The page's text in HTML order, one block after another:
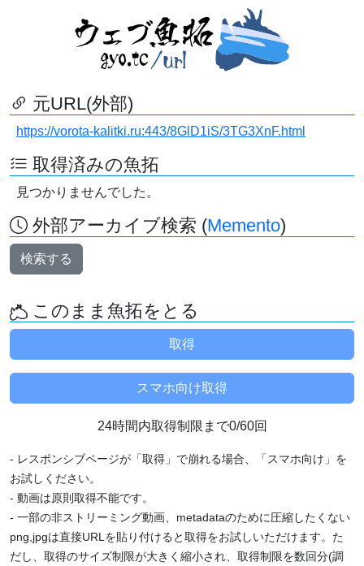
元URL(外部)
https://vorota-kalitki.ru:443/8GlD1iS/3TG3XnF.html
取得済みの魚拓
見つかりませんでした。
外部アーカイブ検索 (Memento)
検索する
このまま魚拓をとる
24時間内取得制限まで0/60回
- レスポンシブページが「取得」で崩れる場合、「スマホ向け」を
お試しください。
- 動画は原則取得不能です。
- 一部の非ストリーミング動画、metadataのために圧縮したくない
png,jpgは直接URLを貼り付けると取得をお試しいただけます。た
だし、取得のサイズ制限が大きく縮小され、取得制限を数回分(調